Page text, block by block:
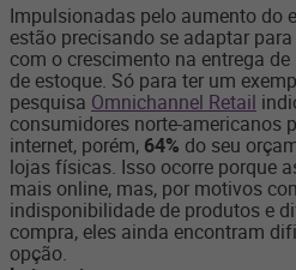
Impulsionadas pelo aumento do
estão precisando se adaptar
com o crescimento na entrega
de estoque. Só para ter um
pesquisa Omnichannel Retail
consumidores norte-americanos
internet, porém, 64% do seu
lojas físicas. Isso ocorre porque
mais online, mas, por motivos
indisponibilidade de produtos e
compra, eles ainda encontram
opção.